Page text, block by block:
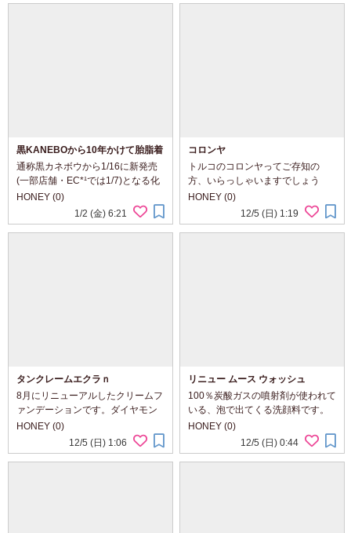
黒KANEBOから10年かけて胎脂着
想成分を配合した化粧水、ジェネ
レイティング エッセンシャルズ
が誕生
通称黒カネボウから1/16に新発売
(一部店舗・EC*¹では1/7)となる化
粧水、「ジェネレイティング エ
ッセンシャルズ」をKANEBOさま
からいただきました。 黒カネボウ
HONEY (0)
1/2 (金) 6:21
コロンヤ
トルコのコロンヤってご存知の
方、いらっしゃいますでしょう
か。 香りがついたアルコールなん
ですけど、トルコではレストラン
で食事が終わった後とか誰かのお
HONEY (0)
12/5 (日) 1:19
タンクレームエクラｎ
8月にリニューアルしたクリームフ
ァンデーションです。ダイヤモン
ドの輝きに着目して開発されたそ
う。 製品について ￣￣￣￣￣￣ ・
光を操り、サテンのようになめら
HONEY (0)
12/5 (日) 1:06
リニュー ムース ウォッシュ
100％炭酸ガスの噴射剤が使われて
いる、泡で出てくる洗顔料です。
製品について ￣￣￣￣￣￣ ・
100％炭酸ガスの噴射剤が作り出
す、毛穴より小さいマイクロ泡の
HONEY (0)
12/5 (日) 0:44